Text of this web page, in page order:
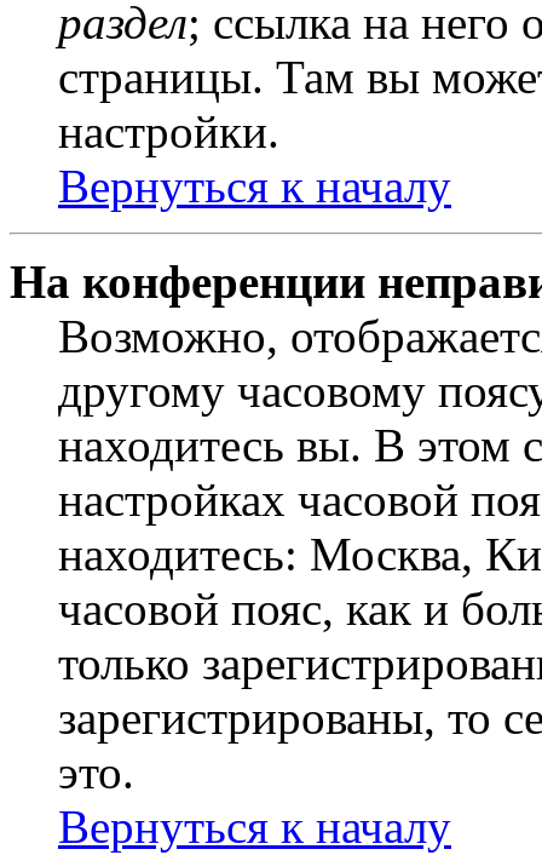
раздел; ссылка на него
страницы. Там вы
настройки.
Вернуться к началу
На конференции
Возможно,
другому часовому
находитесь вы. В этом
настройках часовой
находитесь: Москва,
часовой пояс, как и
только
зарегистрированы, то
это.
Вернуться к началу